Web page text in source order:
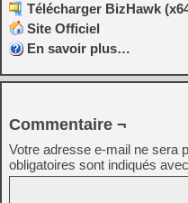
Télécharger BizHawk
Site Officiel
En savoir plus…
Commentaire ¬
Votre adresse e-mail ne sera
obligatoires sont indiqués avec